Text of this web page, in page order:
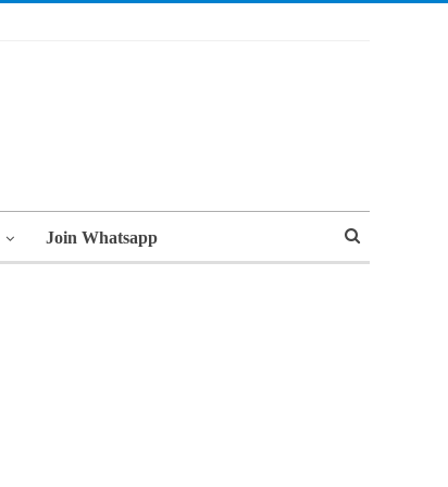
Join Whatsapp